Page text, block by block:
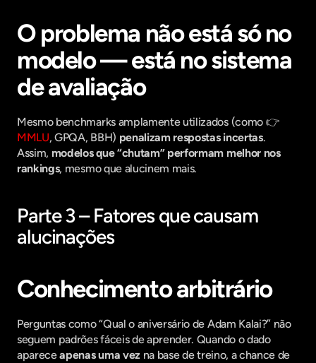
O problema não está só no
modelo — está no sistema
de avaliação
MMLU, GPQA, BBH) penalizam respostas incertas.
Assim, modelos que “chutam” performam melhor nos
rankings, mesmo que alucinem mais.
Parte 3 – Fatores que causam
alucinações
Conhecimento arbitrário
Perguntas como “Qual o aniversário de Adam Kalai?” não
seguem padrões fáceis de aprender. Quando o dado
aparece apenas uma vez na base de treino, a chance de